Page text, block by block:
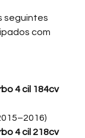
seguintes
com
4 cil 184cv
4 cil 218cv